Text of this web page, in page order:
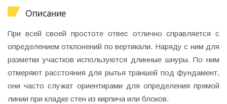
Описание
При всей своей простоте отвес отлично справляется с
определением отклонений по вертикали. Наряду с ним для
разметки участков используются длинные шнуры. По ним
отмеряют расстояния для рытья траншей под фундамент,
они часто служат ориентирами для определения прямой
линии при кладке стен из кирпича или блоков.